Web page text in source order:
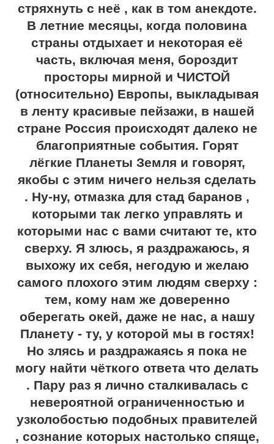
стряхнуть с неё , как в том анекдоте.
В летние месяцы, когда половина
страны отдыхает и некоторая её
часть, включая меня, бороздит
просторы мирной и ЧИСТОЙ
(относительно) Европы, выкладывая
в ленту красивые пейзажи, в нашей
стране Россия происходят далеко не
благоприятные события. Горят
лёгкие Планеты Земля и говорят,
якобы с этим ничего нельзя сделать
. Ну-ну, отмазка для стад баранов ,
которыми так легко управлять и
которыми нас с вами считают те, кто
сверху. Я злюсь, я раздражаюсь, я
выхожу их себя, негодую и желаю
самого плохого этим людям сверху :
тем, кому нам же доверенно
оберегать окей, даже не нас, а нашу
Планету - ту, у которой мы в гостях!
Но злясь и раздражаясь я пока не
могу найти чёткого ответа что делать
. Пару раз я лично сталкивалась с
невероятной ограниченностью и
узколобостью подобных правителей
, сознание которых настолько спяще,